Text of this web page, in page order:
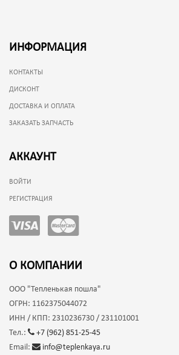
ИНФОРМАЦИЯ
КОНТАКТЫ
ДИСКОНТ
ДОСТАВКА И ОПЛАТА
ЗАКАЗАТЬ ЗАПЧАСТЬ
АККАУНТ
ВОЙТИ
РЕГИСТРАЦИЯ
О КОМПАНИИ
ООО "Тепленькая пошла"
ОГРН: 1162375044072
ИНН / КПП: 2310236730 / 231101001
Тел.:
+7 (962) 851-25-45
Email:
info@teplenkaya.ru